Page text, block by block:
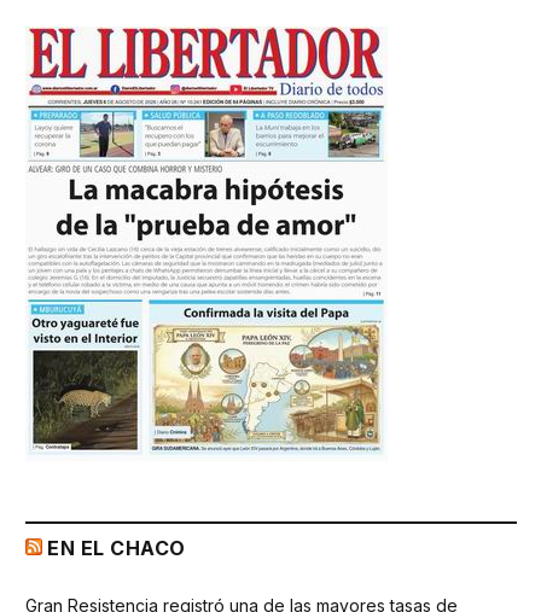
EN EL CHACO
Gran Resistencia registró una de las mayores tasas de